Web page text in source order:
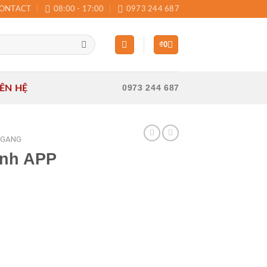
08:00 - 17:00 0973 244 687
₫0
HỆ 0973 244 687
APP